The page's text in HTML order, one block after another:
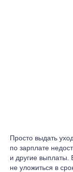
Просто выдать
по зарплате
и другие выплаты.
не уложиться в